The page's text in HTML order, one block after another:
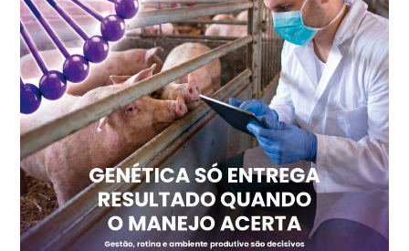
kg
Trigo Atacado - Regional
PR
R$ 1.417,12
t
Trigo Atacado - Regional
RS
R$ 1.325,22
t
Ovo Vermelho - Regional